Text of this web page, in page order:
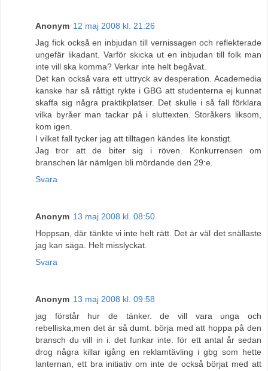
Anonym 12 maj 2008 kl. 21:26
Jag fick också en inbjudan till vernissagen och reflekterade
ungefär likadant. Varför skicka ut en inbjudan till folk man
inte vill ska komma? Verkar inte helt begåvat.
Det kan också vara ett uttryck av desperation. Academedia
kanske har så råttigt rykte i GBG att studenterna ej kunnat
skaffa sig några praktikplatser. Det skulle i så fall förklara
vilka byråer man tackar på i sluttexten. Storåkers liksom,
kom igen.
I vilket fall tycker jag att tilltagen kändes lite konstigt.
Jag tror att de biter sig i röven. Konkurrensen om
branschen lär nämlgen bli mördande den 29:e.
Svara
Anonym 13 maj 2008 kl. 08:50
Hoppsan, där tänkte vi inte helt rätt. Det är väl det snällaste
jag kan säga. Helt misslyckat.
Svara
Anonym 13 maj 2008 kl. 09:58
jag förstår hur de tänker. de vill vara unga och
rebelliska,men det är så dumt. börja med att hoppa på den
bransch du vill in i. det funkar inte. för ett antal år sedan
drog några killar igång en reklamtävling i gbg som hette
lanternan, ett bra initiativ om inte de också börjat med att